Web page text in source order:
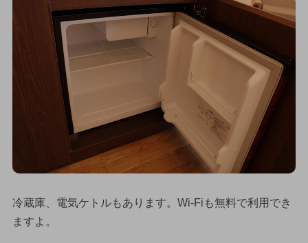
冷蔵庫、電気ケトルもあります。Wi-Fiも無料で利用でき
ますよ。